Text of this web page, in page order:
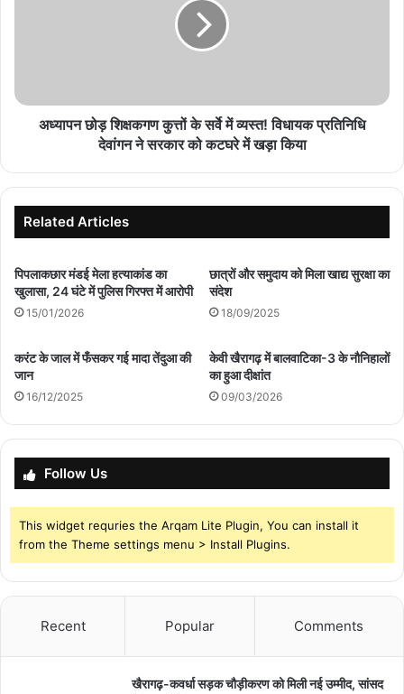
विधायक
प्रतिनिधि
कटघरे
में
किया
अध्यापन छोड़ शिक्षकगण कुत्तों के सर्वे में व्यस्त! विधायक प्रतिनिधि
देवांगन ने सरकार को कटघरे में खड़ा किया
Related Articles
पिपलाकछार मंडई मेला हत्याकांड का
खुलासा, 24 घंटे में पुलिस गिरफ्त में आरोपी
15/01/2026
छात्रों और समुदाय को मिला खाद्य सुरक्षा का
संदेश
18/09/2025
करंट के जाल में फँसकर गई मादा तेंदुआ की
जान
16/12/2025
केवी खैरागढ़ में बालवाटिका-3 के नौनिहालों
का हुआ दीक्षांत
09/03/2026
Follow Us
This widget requries the Arqam Lite Plugin, You can install it
from the Theme settings menu > Install Plugins.
Recent Popular Comments
खैरागढ़-कवर्धा सड़क चौड़ीकरण को मिली नई उम्मीद, सांसद